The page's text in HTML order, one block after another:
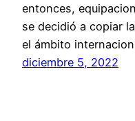
entonces,
se decidió a copiar
el ámbito
diciembre 5, 2022